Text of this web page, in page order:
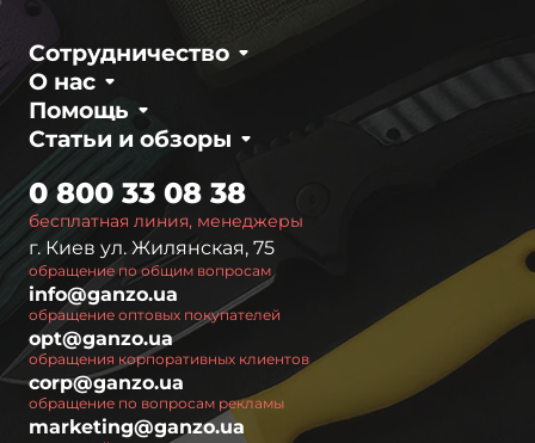
О нас
Сотрудничество
Статьи и обзоры
Помощь
бесплатная линия, менеджеры
0 800 33 08 38
г. Киев ул. Жилянская, 75
обращение по общим вопросам
info@ganzo.ua
обращение оптовых покупателей
opt@ganzo.ua
обращения корпоративных клиентов
corp@ganzo.ua
обращение по вопросам рекламы
marketing@ganzo.ua